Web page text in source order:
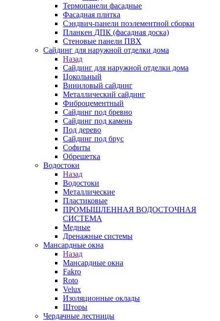
Термопанели фасадные
Фасадная плитка
Сэндвич-панели поэлементной сборки
Планкен ДПК (фасадная доска)
Стеновые панели ПВХ
Сайдинг для наружной отделки дома
Назад
Сайдинг для наружной отделки дома
Цокольный
Виниловый сайдинг
Металлический сайдинг
Фиброцементный
Сайдинг под бревно
Сайдинг под камень
Под дерево
Сайдинг под брус
Софиты
Обрешетка
Водостоки
Назад
Водостоки
Металлические
Пластиковые
ПРОМЫШЛЕННАЯ ВОДОСТОЧНАЯ
СИСТЕМА
Медные
Дренажные системы
Мансардные окна
Назад
Мансардные окна
Fakro
Roto
Velux
Изоляционные оклады
Шторы
Чердачные лестницы